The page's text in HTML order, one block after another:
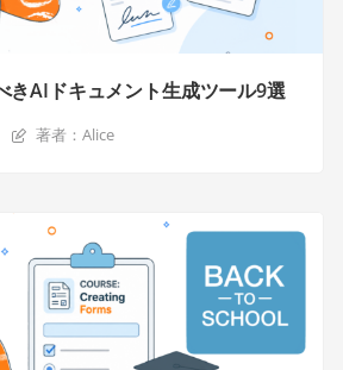
きAIドキュメント生成ツール9選
著者：Alice